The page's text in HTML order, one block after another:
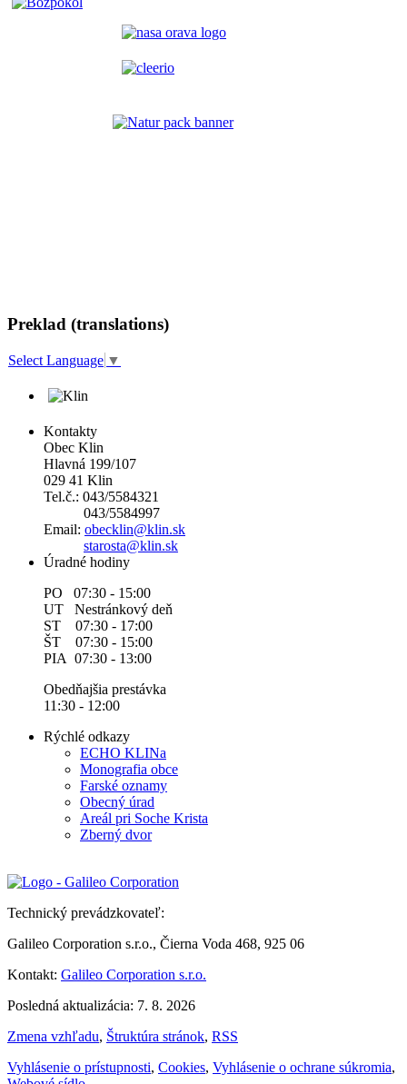
Preklad (translations)
Select Language ▼
Kontakty
Obec Klin
Hlavná 199/107
029 41 Klin
Tel.č.: 043/5584321
043/5584997
Email: obecklin@klin.sk
starosta@klin.sk
Úradné hodiny
PO 07:30 - 15:00
UT Nestránkový deň
ST 07:30 - 17:00
ŠT 07:30 - 15:00
PIA 07:30 - 13:00
Obedňajšia prestávka
11:30 - 12:00
Rýchlé odkazy
ECHO KLINa
Monografia obce
Farské oznamy
Obecný úrad
Areál pri Soche Krista
Zberný dvor
Technický prevádzkovateľ:
Galileo Corporation s.r.o., Čierna Voda 468, 925 06
Kontakt: Galileo Corporation s.r.o.
Posledná aktualizácia: 7. 8. 2026
Zmena vzhľadu, Štruktúra stránok, RSS
Vyhlásenie o prístupnosti, Cookies, Vyhlásenie o ochrane súkromia,